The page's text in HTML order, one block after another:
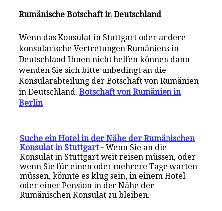
Rumänische Botschaft in Deutschland
Wenn das Konsulat in Stuttgart oder andere
konsularische Vertretungen Rumäniens in
Deutschland Ihnen nicht helfen können dann
wenden Sie sich bitte unbedingt an die
Konsularabteilung der Botschaft von Rumänien
in Deutschland.Botschaft von Rumänien in
Berlin
Suche ein Hotel in der Nähe der Rumänischen
Konsulat in Stuttgart-Wenn Sie an die
Konsulat in Stuttgart weit reisen müssen, oder
wenn Sie für einen oder mehrere Tage warten
müssen, könnte es klug sein, in einem Hotel
oder einer Pension in der Nähe der
Rumänischen Konsulat zu bleiben.